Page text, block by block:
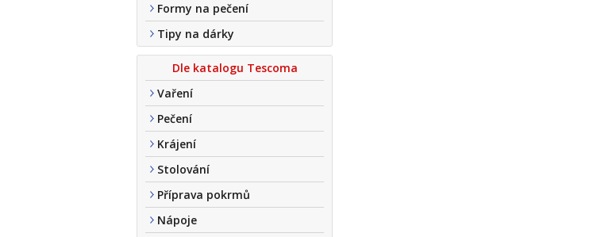
Formy na pečení
Tipy na dárky
Dle katalogu Tescoma
Vaření
Pečení
Krájení
Stolování
Příprava pokrmů
Nápoje